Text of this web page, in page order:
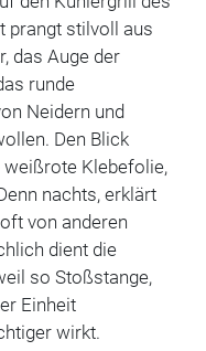
prangt stilvoll aus
das Auge der
runde
Neidern und
Den Blick
Klebefolie,
nachts, erklärt
von anderen
dient die
so Stoßstange,
Einheit
wirkt.